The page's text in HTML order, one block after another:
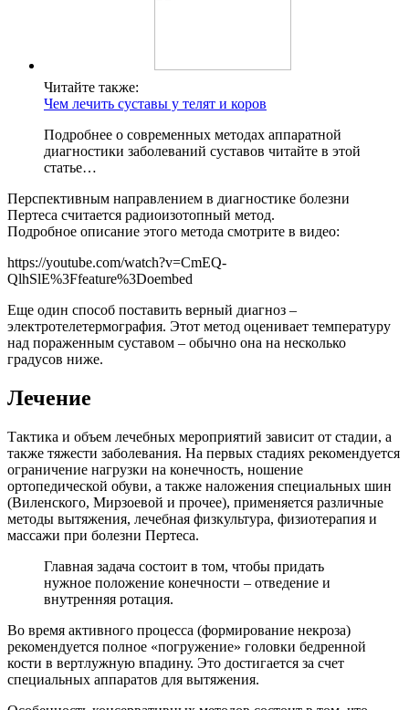
Читайте также:
Чем лечить суставы у телят и коров
Подробнее о современных методах аппаратной
диагностики заболеваний суставов читайте в этой
статье…
Перспективным направлением в диагностике болезни
Пертеса считается радиоизотопный метод.
Подробное описание этого метода смотрите в видео:
https://youtube.com/watch?v=CmEQ-
QlhSlE%3Ffeature%3Doembed
Еще один способ поставить верный диагноз –
электротелетермография. Этот метод оценивает температуру
над пораженным суставом – обычно она на несколько
градусов ниже.
Лечение
Тактика и объем лечебных мероприятий зависит от стадии, а
также тяжести заболевания. На первых стадиях рекомендуется
ограничение нагрузки на конечность, ношение
ортопедической обуви, а также наложения специальных шин
(Виленского, Мирзоевой и прочее), применяется различные
методы вытяжения, лечебная физкультура, физиотерапия и
массажи при болезни Пертеса.
Главная задача состоит в том, чтобы придать
нужное положение конечности – отведение и
внутренняя ротация.
Во время активного процесса (формирование некроза)
рекомендуется полное «погружение» головки бедренной
кости в вертлужную впадину. Это достигается за счет
специальных аппаратов для вытяжения.